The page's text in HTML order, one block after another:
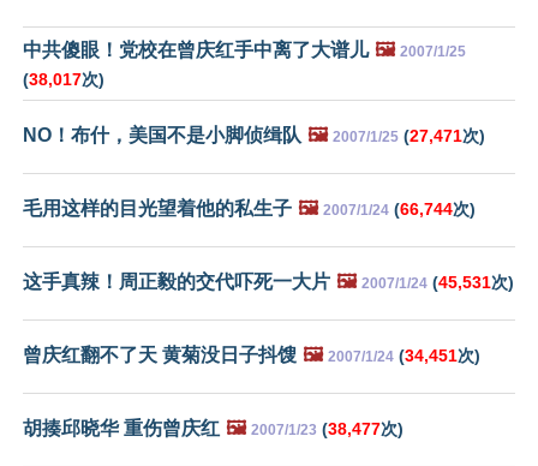
中共傻眼！党校在曾庆红手中离了大谱儿 🖼️ 2007/1/25
(38,017次)
NO！布什，美国不是小脚侦缉队 🖼️ 2007/1/25 (27,471次)
毛用这样的目光望着他的私生子 🖼️ 2007/1/24 (66,744次)
这手真辣！周正毅的交代吓死一大片 🖼️ 2007/1/24 (45,531次)
曾庆红翻不了天 黄菊没日子抖馊 🖼️ 2007/1/24 (34,451次)
胡揍邱晓华 重伤曾庆红 🖼️ 2007/1/23 (38,477次)